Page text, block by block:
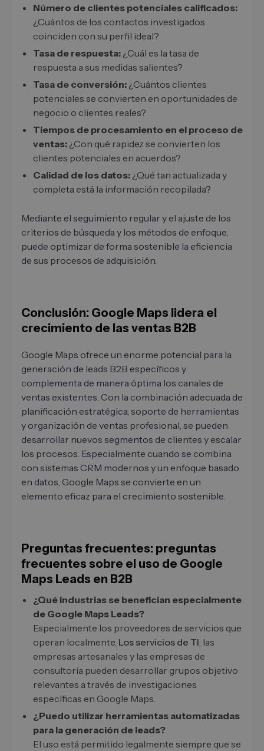
Número de clientes potenciales calificados:
¿Cuántos de los contactos investigados
coinciden con su perfil ideal?
Tasa de respuesta: ¿Cuál es la tasa de
respuesta a sus medidas salientes?
Tasa de conversión: ¿Cuántos clientes
potenciales se convierten en oportunidades de
negocio o clientes reales?
Tiempos de procesamiento en el proceso de
ventas: ¿Con qué rapidez se convierten los
clientes potenciales en acuerdos?
Calidad de los datos: ¿Qué tan actualizada y
completa está la información recopilada?
Mediante el seguimiento regular y el ajuste de los
criterios de búsqueda y los métodos de enfoque,
puede optimizar de forma sostenible la eficiencia
de sus procesos de adquisición.
Conclusión: Google Maps lidera el
crecimiento de las ventas B2B
Google Maps ofrece un enorme potencial para la
generación de leads B2B específicos y
complementa de manera óptima los canales de
ventas existentes. Con la combinación adecuada de
planificación estratégica, soporte de herramientas
y organización de ventas profesional, se pueden
desarrollar nuevos segmentos de clientes y escalar
los procesos. Especialmente cuando se combina
con sistemas CRM modernos y un enfoque basado
en datos, Google Maps se convierte en un
elemento eficaz para el crecimiento sostenible.
Preguntas frecuentes: preguntas
frecuentes sobre el uso de Google
Maps Leads en B2B
¿Qué industrias se benefician especialmente
de Google Maps Leads?
Especialmente los proveedores de servicios que
operan localmente, Los servicios de TI, las
empresas artesanales y las empresas de
consultoría pueden desarrollar grupos objetivo
relevantes a través de investigaciones
específicas en Google Maps.
¿Puedo utilizar herramientas automatizadas
para la generación de leads?
El uso está permitido legalmente siempre que se